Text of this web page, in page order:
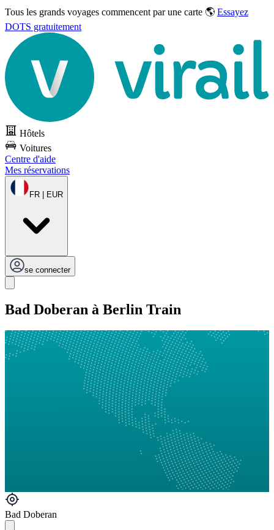
Tous les grands voyages commencent par une carte 🌎 Essayez
DOTS gratuitement
Hôtels
Voitures
Centre d'aide
Mes réservations
FR | EUR
se connecter
Bad Doberan à Berlin Train
Bad Doberan